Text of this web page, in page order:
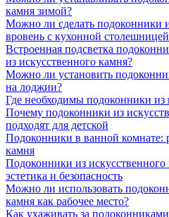
камня зимой?
Можно ли сделать подоконники
вровень с кухонной столешницей
Встроенная подсветка
из искусственного камня?
Можно ли установить
на лоджии?
Где необходимы подоконники из
Почему подоконники из
подходят для детской
Подоконники в ванной комнате:
камня
Подоконники из
эстетика и безопасность
Можно ли использовать
камня как рабочее место?
Как ухаживать за